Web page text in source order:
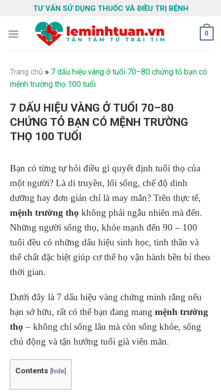
content
TƯ VẤN SỬ DỤNG THUỐC VÀ ĐIỀU TRỊ BỆNH
0
Trang chủ » 7 dấu hiệu vàng ở tuổi 70–80 chứng tỏ bạn có
mệnh trường thọ 100 tuổi
7 DẤU HIỆU VÀNG Ở TUỔI 70–80
CHỨNG TỎ BẠN CÓ MỆNH TRƯỜNG
THỌ 100 TUỔI
Bạn có từng tự hỏi điều gì quyết định tuổi thọ của
một người? Là di truyền, lối sống, chế độ dinh
dưỡng hay đơn giản chỉ là may mắn? Trên thực tế,
mệnh trường thọ không phải ngẫu nhiên mà đến.
Những người sống thọ, khỏe mạnh đến 90 – 100
tuổi đều có những dấu hiệu sinh học, tinh thần và
thể chất đặc biệt giúp cơ thể họ vận hành bền bỉ theo
thời gian.
Dưới đây là 7 dấu hiệu vàng chứng minh rằng nếu
bạn sở hữu, rất có thể bạn đang mang mệnh trường
thọ – không chỉ sống lâu mà còn sống khỏe, sống
chủ động và tận hưởng tuổi già viên mãn.
Contents [hide]